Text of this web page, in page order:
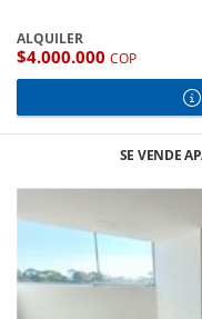
ALQUILER
$4.000.000 COP
SE VENDE